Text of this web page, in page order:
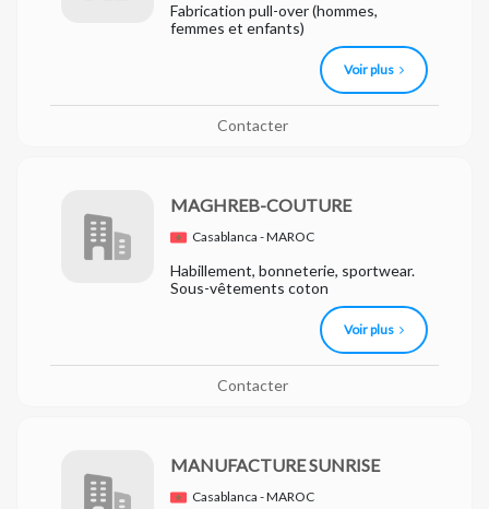
Fabrication pull-over (hommes,
femmes et enfants)
Voir plus
Contacter
MAGHREB-COUTURE
Casablanca - MAROC
Habillement, bonneterie, sportwear.
Sous-vêtements coton
Voir plus
Contacter
MANUFACTURE SUNRISE
Casablanca - MAROC